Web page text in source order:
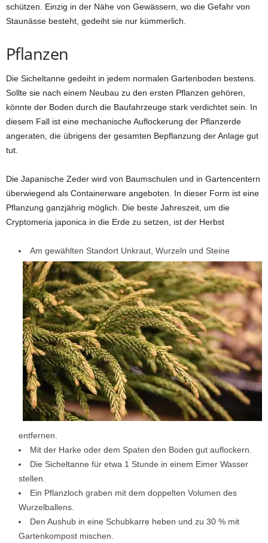
schützen. Einzig in der Nähe von Gewässern, wo die Gefahr von
Staunässe besteht, gedeiht sie nur kümmerlich.
Pflanzen
Die Sicheltanne gedeiht in jedem normalen Gartenboden bestens.
Sollte sie nach einem Neubau zu den ersten Pflanzen gehören,
könnte der Boden durch die Baufahrzeuge stark verdichtet sein. In
diesem Fall ist eine mechanische Auflockerung der Pflanzerde
angeraten, die übrigens der gesamten Bepflanzung der Anlage gut
tut.
Die Japanische Zeder wird von Baumschulen und in Gartencentern
überwiegend als Containerware angeboten. In dieser Form ist eine
Pflanzung ganzjährig möglich. Die beste Jahreszeit, um die
Cryptomeria japonica in die Erde zu setzen, ist der Herbst
Am gewählten Standort Unkraut, Wurzeln und Steine
entfernen.
Mit der Harke oder dem Spaten den Boden gut auflockern.
Die Sicheltanne für etwa 1 Stunde in einem Eimer Wasser
stellen.
Ein Pflanzloch graben mit dem doppelten Volumen des
Wurzelballens.
Den Aushub in eine Schubkarre heben und zu 30 % mit
Gartenkompost mischen.